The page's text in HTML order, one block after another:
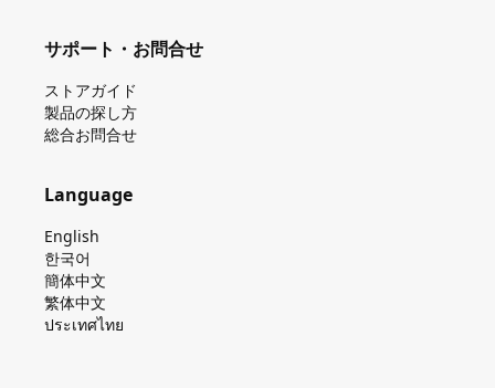
サポート・お問合せ
ストアガイド
製品の探し⽅
総合お問合せ
Language
English
한국어
簡体中文
繁体中文
ประเทศไทย